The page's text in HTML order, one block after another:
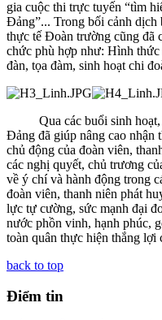
gia cuộc thi trực tuyến “tìm
Đảng”... Trong bối cảnh
thực tế Đoàn trường cũng đã
chức phù hợp như: Hình
đàn, tọa đàm, sinh hoạt chi
Qua các buổi sinh hoạt,
Đảng đã giúp nâng cao nhận
chủ động của đoàn viên,
các nghị quyết, chủ trương
về ý chí và hành động trong
đoàn viên, thanh niên phát
lực tự cường, sức mạnh đại
nước phồn vinh, hạnh phúc,
toàn quân thực hiện thắng
back to top
Điểm tin